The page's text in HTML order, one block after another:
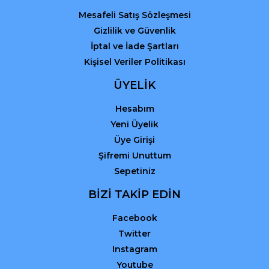
Mesafeli Satış Sözleşmesi
Gizlilik ve Güvenlik
İptal ve İade Şartları
Kişisel Veriler Politikası
ÜYELİK
Hesabım
Yeni Üyelik
Üye Girişi
Şifremi Unuttum
Sepetiniz
BİZİ TAKİP EDİN
Facebook
Twitter
Instagram
Youtube